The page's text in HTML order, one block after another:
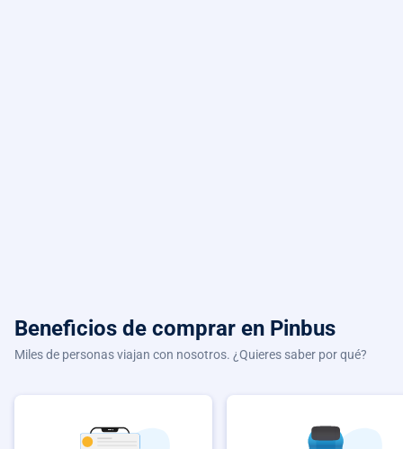
Beneficios de comprar en Pinbus
Miles de personas viajan con nosotros. ¿Quieres saber por qué?